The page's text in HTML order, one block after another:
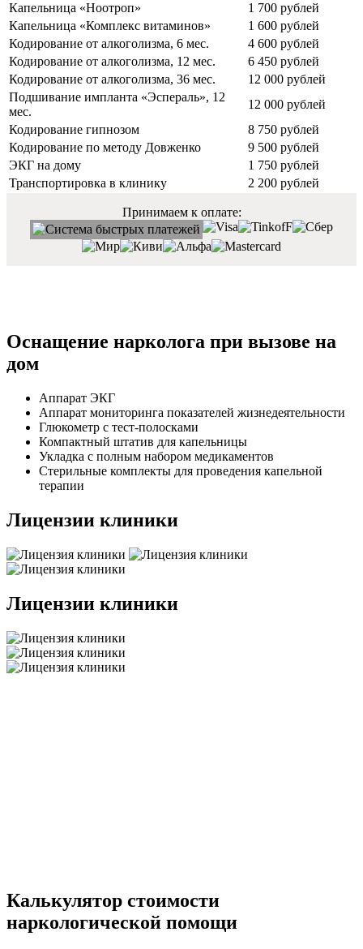
Капельница «Ноотроп»
1 700 рублей
Капельница «Комплекс витаминов»
1 600 рублей
Кодирование от алкоголизма, 6 мес.
4 600 рублей
Кодирование от алкоголизма, 12 мес.
6 450 рублей
Кодирование от алкоголизма, 36 мес.
12 000 рублей
Подшивание импланта «Эспераль», 12
мес.
12 000 рублей
Кодирование гипнозом
8 750 рублей
Кодирование по методу Довженко
9 500 рублей
ЭКГ на дому
1 750 рублей
Транспортировка в клинику
2 200 рублей
Принимаем к оплате:
Оснащение нарколога при вызове на
дом
Аппарат ЭКГ
Аппарат мониторинга показателей жизнедеятельности
Глюкометр с тест-полосками
Компактный штатив для капельницы
Укладка с полным набором медикаментов
Стерильные комплекты для проведения капельной
терапии
Лицензии клиники
Лицензии клиники
Калькулятор стоимости
наркологической помощи